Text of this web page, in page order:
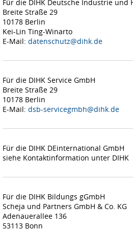
Für die DIHK Deutsche Industrie und
Breite Straße 29
10178 Berlin
Kei-Lin Ting-Winarto
E-Mail: datenschutz@dihk.de
Für die DIHK Service GmbH
Breite Straße 29
10178 Berlin
E-Mail: dsb-servicegmbh@dihk.de
Für die DIHK DEinternational GmbH
siehe Kontaktinformation unter DIHK
Für die DIHK Bildungs gGmbH
Scheja und Partners GmbH & Co. KG
Adenauerallee 136
53113 Bonn